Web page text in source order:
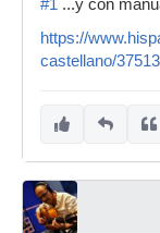
#1 ...y con
https://
castellano/